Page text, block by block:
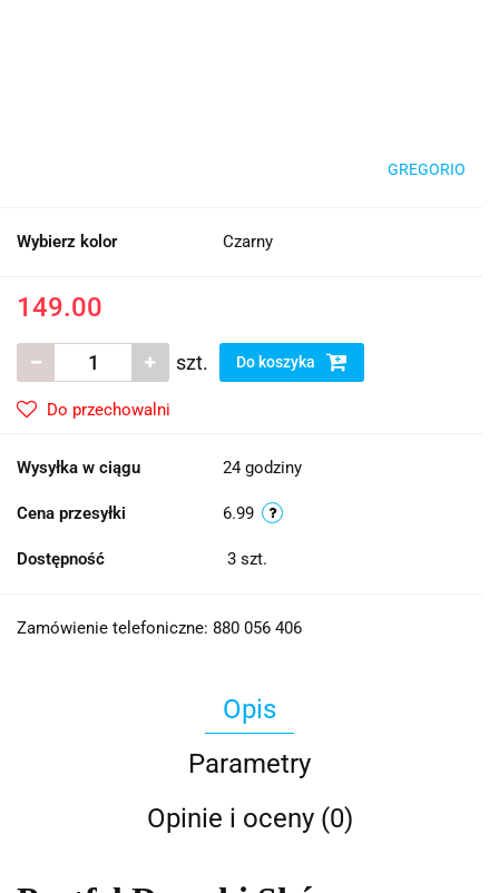
GREGORIO
Wybierz kolor Czarny
149.00
szt. Do koszyka
Do przechowalni
Wysyłka w ciągu 24 godziny
Cena przesyłki 6.99
Dostępność 3 szt.
Zamówienie telefoniczne: 880 056 406
Opis
Parametry
Opinie i oceny (0)